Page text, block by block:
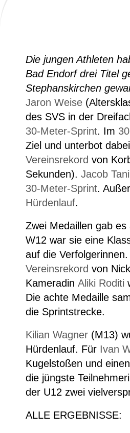
Die jungen Athleten
Bad Endorf drei Titel
Stephanskirchen
Jaron Weise
des SVS in der
30-Meter-Sprint. Im
Ziel und unterbot
Vereinsrekord von
Sekunden). Jacob
30-Meter-Sprint.
Hürdenlauf.
Zwei Medaillen gab es
W12 war sie eine
auf die
Vereinsrekord von
Kameradin Aliki Roditi
Die achte Medaille
die Sprintstrecke.
Kilian Wagner (M13)
Hürdenlauf. Für Ivan
Kugelstoßen und
die jüngste
der U12 zwei
ALLE ERGEBNISSE: